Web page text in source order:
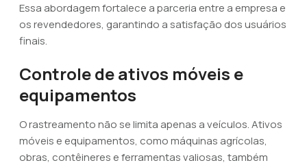
Essa abordagem fortalece a parceria entre a empresa e
os revendedores, garantindo a satisfação dos usuários
finais.
Controle de ativos móveis e
equipamentos
O rastreamento não se limita apenas a veículos. Ativos
móveis e equipamentos, como máquinas agrícolas,
obras, contêineres e ferramentas valiosas, também